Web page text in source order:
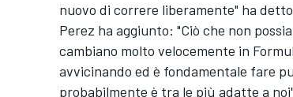
nuovo di correre liberamente" ha
Perez ha aggiunto: "Ciò che non
cambiano molto velocemente in
avvicinando ed è fondamentale fare
probabilmente è tra le più adatte a